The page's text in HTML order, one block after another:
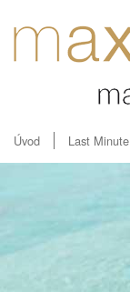
Úvod Last Minute